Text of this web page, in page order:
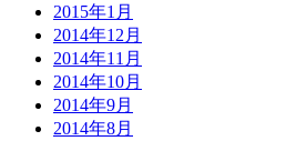
2015年1月
2014年12月
2014年11月
2014年10月
2014年9月
2014年8月